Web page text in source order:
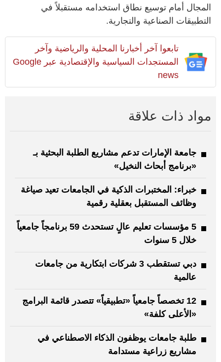
المجال أمام توسيع نطاق استخدامه مستقبلاً في
التطبيقات الصناعية والتجارية.
تابعوا آخر أخبارنا المحلية والرياضية وآخر
المستجدات السياسية والإقتصادية عبر Google
news
مواد ذات علاقة
جامعة الإمارات تدعم مشاريع الطلبة البحثية بـ
«برنامج أبحاث النخيل»
خبراء: المختبرات الذكية في الجامعات تعيد صياغة
وظائف المستقبل بعقلية رقمية
5 مؤسسات تعليم عالٍ تستحدث 59 برنامجاً جامعياً
خلال 5 سنوات
دبي تستقطب 3 شركات ابتكارية من جامعات
عالمية
12 تخصصاً جامعياً «تطبيقياً» تتصدر قائمة البرامج
«الأعلى كلفة»
طلبة جامعات يوظفون الذكاء الاصطناعي في
مشاريع زراعية مستدامة